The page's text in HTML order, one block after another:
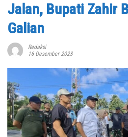
Jalan, Bupati Zahir
Galian
Redaksi
16 Desember 2023